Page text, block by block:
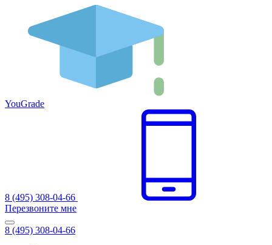
YouGrade
8 (495) 308-04-66
Перезвоните мне
8 (495) 308-04-66